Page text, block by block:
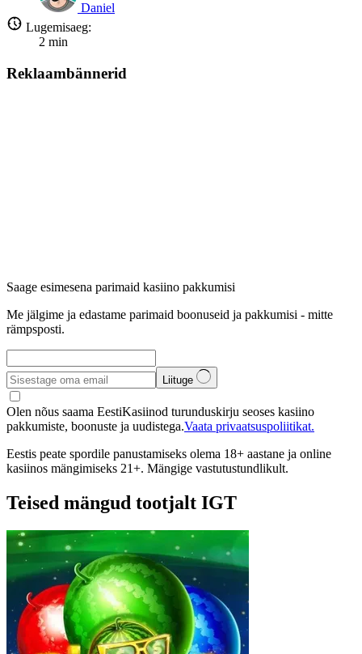
Daniel
Lugemisaeg:
2 min
Reklaambännerid
Saage esimesena parimaid kasiino pakkumisi
Me jälgime ja edastame parimaid boonuseid ja pakkumisi - mitte
rämpsposti.
Liituge
Olen nõus saama EestiKasiinod turunduskirju seoses kasiino
pakkumiste, boonuste ja uudistega.Vaata privaatsuspoliitikat.
Eestis peate spordile panustamiseks olema 18+ aastane ja online
kasiinos mängimiseks 21+. Mängige vastutustundlikult.
Teised mängud tootjalt IGT